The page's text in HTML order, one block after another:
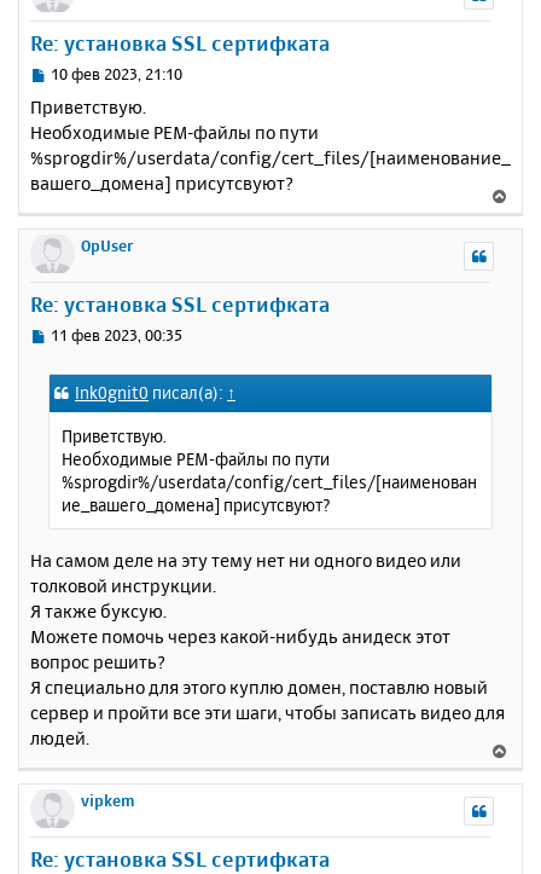
н
ч
а
Re: установка SSL сертифката
С
о
б
щ
е
и
е
10 фев 2023, 21:10
Приветствую.
Необходимые PEM-файлы по пути
%sprogdir%/userdata/config/cert_files/[наименование_
вашего_домена] присутсвуют?
е
OpUser
Re: установка SSL сертифката
С
о
б
11 фев 2023, 00:35
Ink0gnit0 писал(а): ↑
Приветствую.
Необходимые PEM-файлы по пути
%sprogdir%/userdata/config/cert_files/[наименован
ие_вашего_домена] присутсвуют?
На самом деле на эту тему нет ни одного видео или
толковой инструкции.
Я также буксую.
Можете помочь через какой-нибудь анидеск этот
вопрос решить?
Я специально для этого куплю домен, поставлю новый
сервер и пройти все эти шаги, чтобы записать видео для
людей.
е
vipkem
Re: установка SSL сертифката